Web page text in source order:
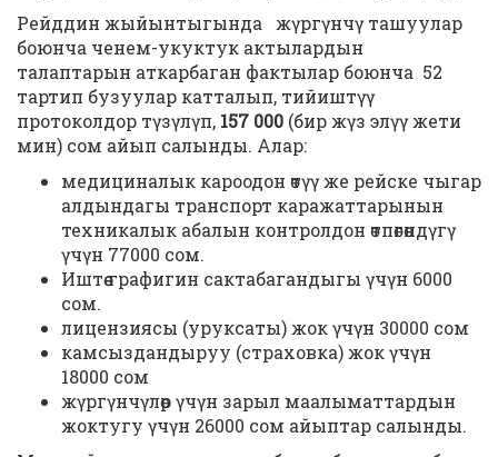
Рейддин жыйынтыгында жүргүнчү ташуулар
боюнча ченем-укуктук актылардын
талаптарын аткарбаган фактылар боюнча 52
тартип бузуулар катталып, тийиштүү
протоколдор түзүлүп, 157 000 (бир жүз элүү жети
мин) сом айып салынды. Алар:
медициналык кароодон өтүү же рейске чыгар
алдындагы транспорт каражаттарынын
техникалык абалын контролдон өтпөгөндүгү
үчүн 77000 сом.
Иштөө графигин сактабагандыгы үчүн 6000
сом.
лицензиясы (уруксаты) жок үчүн 30000 сом
камсыздандыруу (страховка) жок үчүн
18000 сом
жүргүнчүлөр үчүн зарыл маалыматтардын
жоктугу үчүн 26000 сом айыптар салынды.